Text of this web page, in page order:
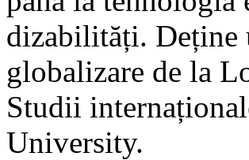
dizabilități. Deține
globalizare de la
Studii
University.